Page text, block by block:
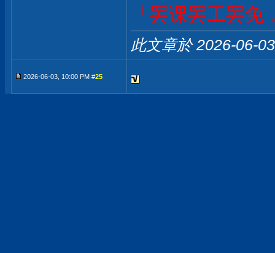
「罢课罢工罢
此文章於 2026-06-
2026-06-03, 10:00 PM #25